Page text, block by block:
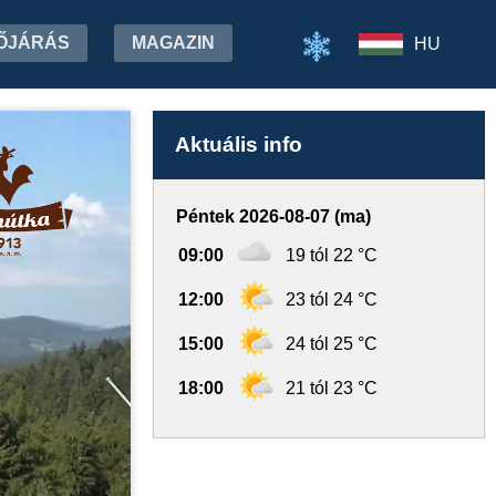
MAGAZIN HU
Aktuális info
Péntek 2026-08-07 (ma)
09:00 19 tól 22 °C
12:00 23 tól 24 °C
15:00 24 tól 25 °C
18:00 21 tól 23 °C